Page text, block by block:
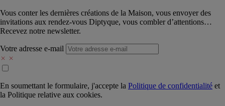
Vous conter les dernières créations de la Maison, vous envoyer des
invitations aux rendez-vous Diptyque, vous combler d’attentions…
Recevez notre newsletter.
Votre adresse e-mail
En soumettant le formulaire, j'accepte la Politique de confidentialité et
la Politique relative aux cookies.